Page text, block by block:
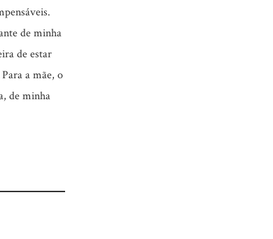
de minha
de estar
a mãe, o
de minha